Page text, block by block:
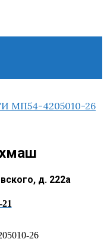
д. 222а